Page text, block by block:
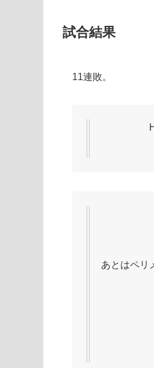
試合結果
11連敗。
あとはペリ